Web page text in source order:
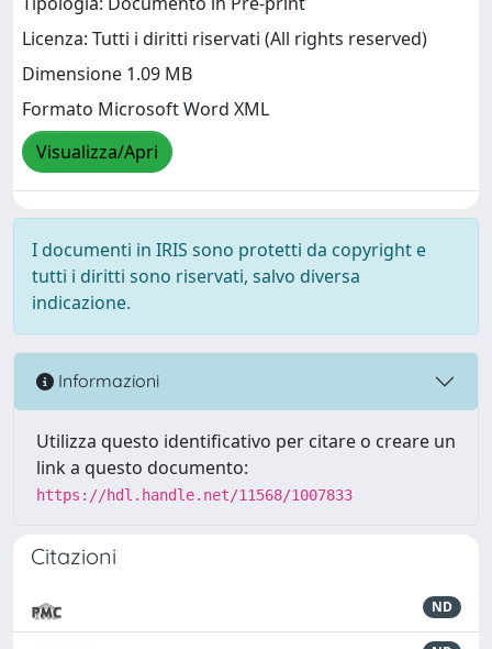
Licenza: Tutti i diritti riservati (All rights reserved)
Dimensione 1.09 MB
Formato Microsoft Word XML
Visualizza/Apri
I documenti in IRIS sono protetti da copyright e
tutti i diritti sono riservati, salvo diversa
indicazione.
Informazioni
Utilizza questo identificativo per citare o creare un
link a questo documento:
https://hdl.handle.net/11568/1007833
Citazioni
ND